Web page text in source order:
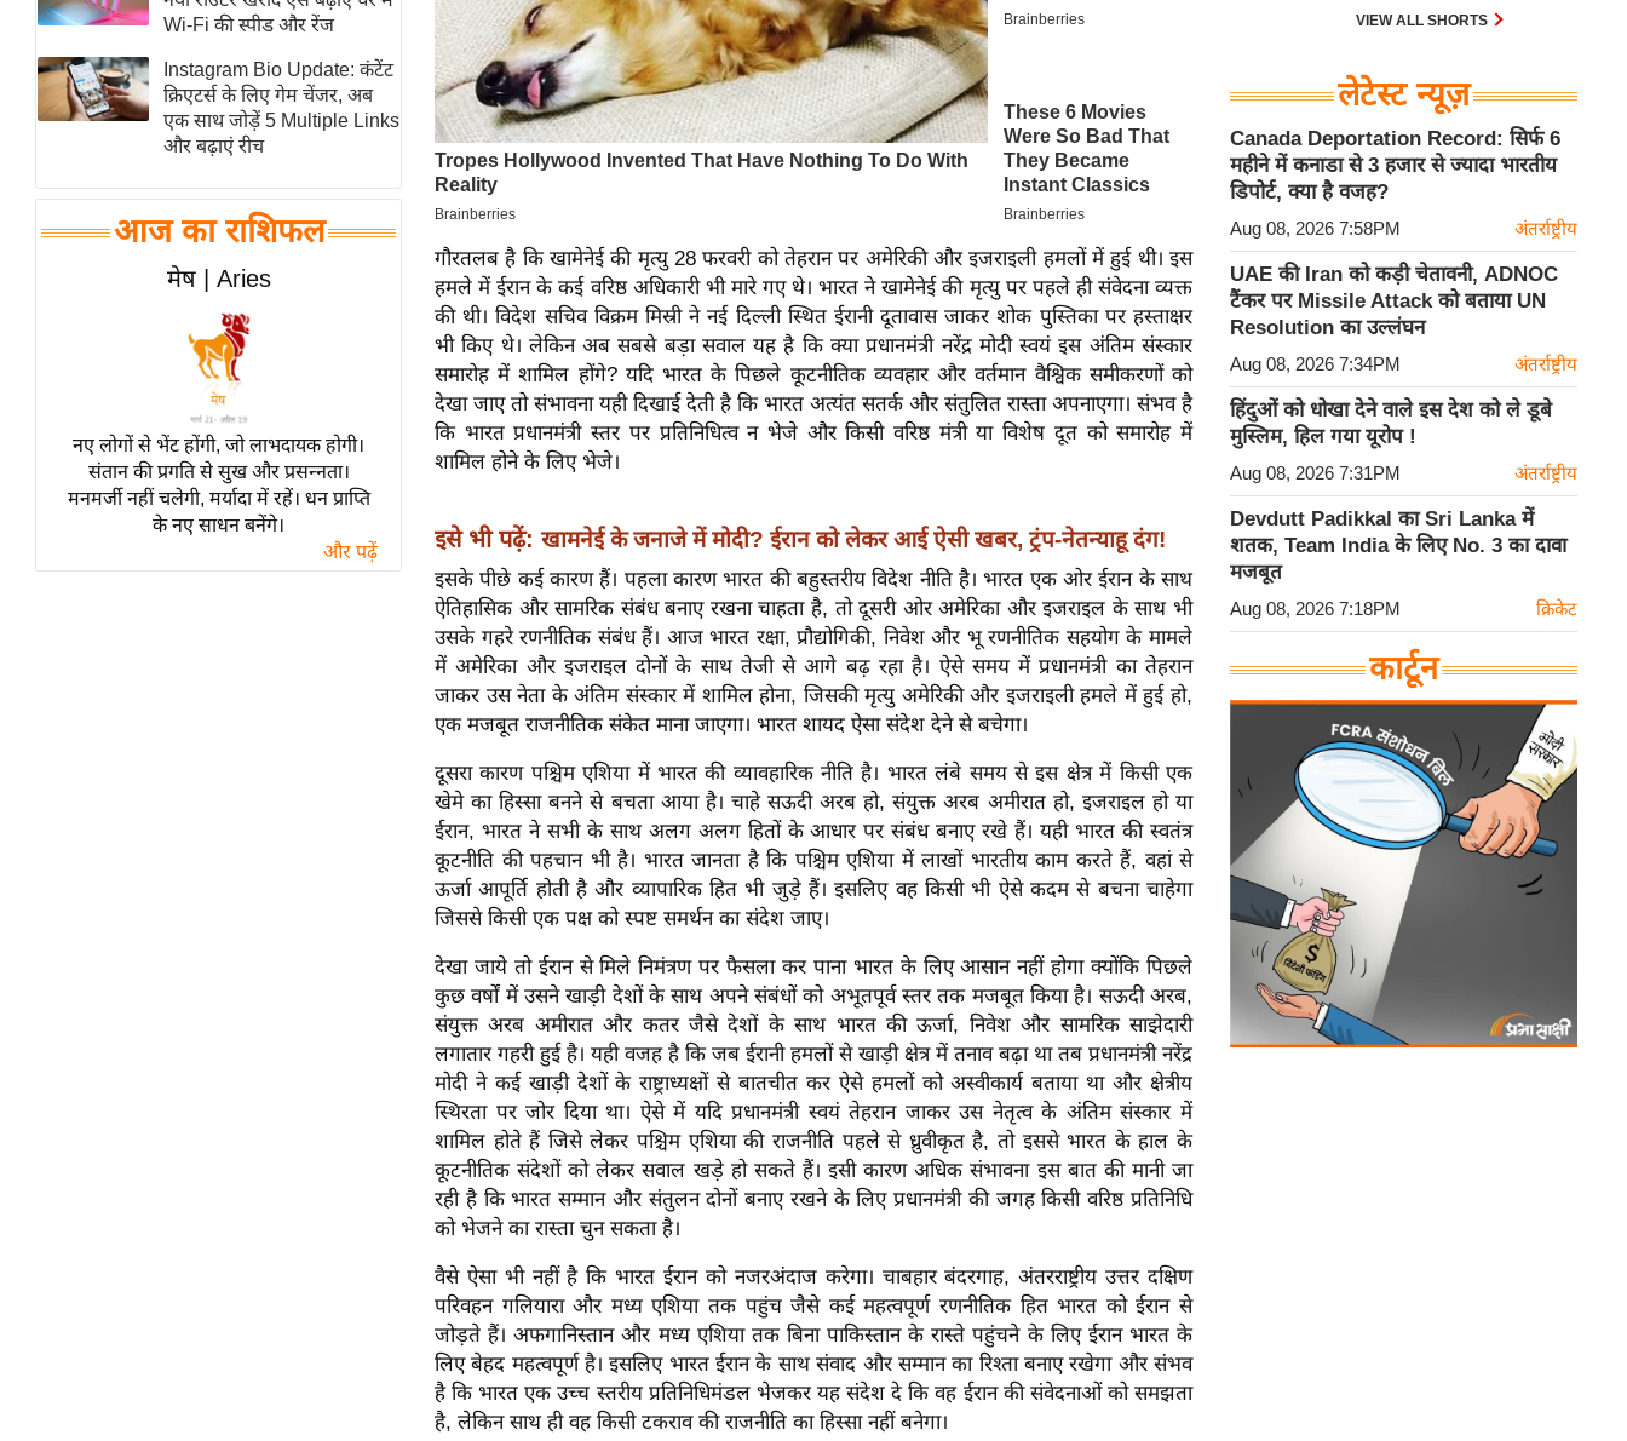
मातृभूमि
स्तंभ
एम.
चाय पर
समीक्षा
व्रत
त्योहार
राशिफल
विशेष
Wi-Fi की स्पीड और रेंज
Instagram Bio Update: कंटेंट
क्रिएटर्स के लिए गेम चेंजर, अब
एक साथ जोड़ें 5 Multiple Links
और बढ़ाएं रीच
आज का राशिफल
मेष | Aries
नए लोगों से भेंट होंगी, जो लाभदायक होगी।
संतान की प्रगति से सुख और प्रसन्नता।
मनमर्जी नहीं चलेगी, मर्यादा में रहें। धन प्राप्ति
के नए साधन बनेंगे।
और पढ़ें
गौरतलब है कि खामेनेई की मृत्यु 28 फरवरी को तेहरान पर अमेरिकी और इजराइली हमलों में हुई थी। इस
हमले में ईरान के कई वरिष्ठ अधिकारी भी मारे गए थे। भारत ने खामेनेई की मृत्यु पर पहले ही संवेदना व्यक्त
की थी। विदेश सचिव विक्रम मिस्री ने नई दिल्ली स्थित ईरानी दूतावास जाकर शोक पुस्तिका पर हस्ताक्षर
भी किए थे। लेकिन अब सबसे बड़ा सवाल यह है कि क्या प्रधानमंत्री नरेंद्र मोदी स्वयं इस अंतिम संस्कार
समारोह में शामिल होंगे? यदि भारत के पिछले कूटनीतिक व्यवहार और वर्तमान वैश्विक समीकरणों को
देखा जाए तो संभावना यही दिखाई देती है कि भारत अत्यंत सतर्क और संतुलित रास्ता अपनाएगा। संभव है
कि भारत प्रधानमंत्री स्तर पर प्रतिनिधित्व न भेजे और किसी वरिष्ठ मंत्री या विशेष दूत को समारोह में
शामिल होने के लिए भेजे।
इसे भी पढ़ें: खामनेई के जनाजे में मोदी? ईरान को लेकर आई ऐसी खबर, ट्रंप-नेतन्याहू दंग!
इसके पीछे कई कारण हैं। पहला कारण भारत की बहुस्तरीय विदेश नीति है। भारत एक ओर ईरान के साथ
ऐतिहासिक और सामरिक संबंध बनाए रखना चाहता है, तो दूसरी ओर अमेरिका और इजराइल के साथ भी
उसके गहरे रणनीतिक संबंध हैं। आज भारत रक्षा, प्रौद्योगिकी, निवेश और भू रणनीतिक सहयोग के मामले
में अमेरिका और इजराइल दोनों के साथ तेजी से आगे बढ़ रहा है। ऐसे समय में प्रधानमंत्री का तेहरान
जाकर उस नेता के अंतिम संस्कार में शामिल होना, जिसकी मृत्यु अमेरिकी और इजराइली हमले में हुई हो,
एक मजबूत राजनीतिक संकेत माना जाएगा। भारत शायद ऐसा संदेश देने से बचेगा।
दूसरा कारण पश्चिम एशिया में भारत की व्यावहारिक नीति है। भारत लंबे समय से इस क्षेत्र में किसी एक
खेमे का हिस्सा बनने से बचता आया है। चाहे सऊदी अरब हो, संयुक्त अरब अमीरात हो, इजराइल हो या
ईरान, भारत ने सभी के साथ अलग अलग हितों के आधार पर संबंध बनाए रखे हैं। यही भारत की स्वतंत्र
कूटनीति की पहचान भी है। भारत जानता है कि पश्चिम एशिया में लाखों भारतीय काम करते हैं, वहां से
ऊर्जा आपूर्ति होती है और व्यापारिक हित भी जुड़े हैं। इसलिए वह किसी भी ऐसे कदम से बचना चाहेगा
जिससे किसी एक पक्ष को स्पष्ट समर्थन का संदेश जाए।
देखा जाये तो ईरान से मिले निमंत्रण पर फैसला कर पाना भारत के लिए आसान नहीं होगा क्योंकि पिछले
कुछ वर्षों में उसने खाड़ी देशों के साथ अपने संबंधों को अभूतपूर्व स्तर तक मजबूत किया है। सऊदी अरब,
संयुक्त अरब अमीरात और कतर जैसे देशों के साथ भारत की ऊर्जा, निवेश और सामरिक साझेदारी
लगातार गहरी हुई है। यही वजह है कि जब ईरानी हमलों से खाड़ी क्षेत्र में तनाव बढ़ा था तब प्रधानमंत्री नरेंद्र
मोदी ने कई खाड़ी देशों के राष्ट्राध्यक्षों से बातचीत कर ऐसे हमलों को अस्वीकार्य बताया था और क्षेत्रीय
स्थिरता पर जोर दिया था। ऐसे में यदि प्रधानमंत्री स्वयं तेहरान जाकर उस नेतृत्व के अंतिम संस्कार में
शामिल होते हैं जिसे लेकर पश्चिम एशिया की राजनीति पहले से ध्रुवीकृत है, तो इससे भारत के हाल के
कूटनीतिक संदेशों को लेकर सवाल खड़े हो सकते हैं। इसी कारण अधिक संभावना इस बात की मानी जा
रही है कि भारत सम्मान और संतुलन दोनों बनाए रखने के लिए प्रधानमंत्री की जगह किसी वरिष्ठ प्रतिनिधि
को भेजने का रास्ता चुन सकता है।
वैसे ऐसा भी नहीं है कि भारत ईरान को नजरअंदाज करेगा। चाबहार बंदरगाह, अंतरराष्ट्रीय उत्तर दक्षिण
परिवहन गलियारा और मध्य एशिया तक पहुंच जैसे कई महत्वपूर्ण रणनीतिक हित भारत को ईरान से
जोड़ते हैं। अफगानिस्तान और मध्य एशिया तक बिना पाकिस्तान के रास्ते पहुंचने के लिए ईरान भारत के
लिए बेहद महत्वपूर्ण है। इसलिए भारत ईरान के साथ संवाद और सम्मान का रिश्ता बनाए रखेगा और संभव
है कि भारत एक उच्च स्तरीय प्रतिनिधिमंडल भेजकर यह संदेश दे कि वह ईरान की संवेदनाओं को समझता
है, लेकिन साथ ही वह किसी टकराव की राजनीति का हिस्सा नहीं बनेगा।
VIEW ALL SHORTS
लेटेस्ट न्यूज़
Canada Deportation Record: सिर्फ 6
महीने में कनाडा से 3 हजार से ज्यादा भारतीय
डिपोर्ट, क्या है वजह?
Aug 08, 2026 7:58PM अंतर्राष्ट्रीय
UAE की Iran को कड़ी चेतावनी, ADNOC
टैंकर पर Missile Attack को बताया UN
Resolution का उल्लंघन
Aug 08, 2026 7:34PM अंतर्राष्ट्रीय
हिंदुओं को धोखा देने वाले इस देश को ले डूबे
मुस्लिम, हिल गया यूरोप !
Aug 08, 2026 7:31PM अंतर्राष्ट्रीय
Devdutt Padikkal का Sri Lanka में
शतक, Team India के लिए No. 3 का दावा
मजबूत
Aug 08, 2026 7:18PM क्रिकेट
कार्टून